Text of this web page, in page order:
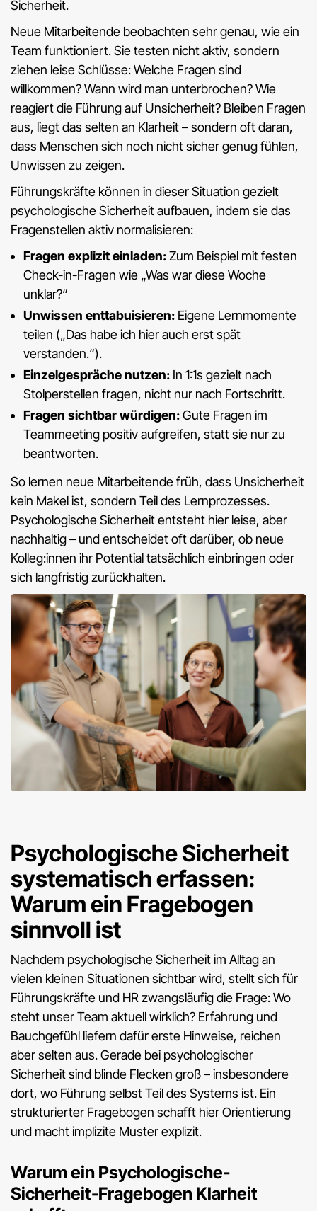
Sicherheit.
Neue Mitarbeitende beobachten sehr genau, wie ein
Team funktioniert. Sie testen nicht aktiv, sondern
ziehen leise Schlüsse: Welche Fragen sind
willkommen? Wann wird man unterbrochen? Wie
reagiert die Führung auf Unsicherheit? Bleiben Fragen
aus, liegt das selten an Klarheit – sondern oft daran,
dass Menschen sich noch nicht sicher genug fühlen,
Unwissen zu zeigen.
Führungskräfte können in dieser Situation gezielt
psychologische Sicherheit aufbauen, indem sie das
Fragenstellen aktiv normalisieren:
Fragen explizit einladen:Zum Beispiel mit festen
Check-in-Fragen wie „Was war diese Woche
unklar?“
Unwissen enttabuisieren: Eigene Lernmomente
teilen („Das habe ich hier auch erst spät
verstanden.“).
Einzelgespräche nutzen: In 1:1s gezielt nach
Stolperstellen fragen, nicht nur nach Fortschritt.
Fragen sichtbar würdigen:Gute Fragen im
Teammeeting positiv aufgreifen, statt sie nur zu
beantworten.
So lernen neue Mitarbeitende früh, dass Unsicherheit
kein Makel ist, sondern Teil des Lernprozesses.
Psychologische Sicherheit entsteht hier leise, aber
nachhaltig – und entscheidet oft darüber, ob neue
Kolleg:innen ihr Potential tatsächlich einbringen oder
sich langfristig zurückhalten.
Psychologische Sicherheit
systematisch erfassen:
Warum ein Fragebogen
sinnvoll ist
Nachdem psychologische Sicherheit im Alltag an
vielen kleinen Situationen sichtbar wird, stellt sich für
Führungskräfte und HR zwangsläufig die Frage: Wo
steht unser Team aktuell wirklich? Erfahrung und
Bauchgefühl liefern dafür erste Hinweise, reichen
aber selten aus. Gerade bei psychologischer
Sicherheit sind blinde Flecken groß – insbesondere
dort, wo Führung selbst Teil des Systems ist. Ein
strukturierter Fragebogen schafft hier Orientierung
und macht implizite Muster explizit.
Warum ein Psychologische-
Sicherheit-Fragebogen Klarheit